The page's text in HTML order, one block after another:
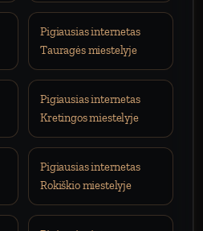
Pigiausias internetas
Tauragės miestelyje
Pigiausias internetas
Kretingos miestelyje
Pigiausias internetas
Rokiškio miestelyje